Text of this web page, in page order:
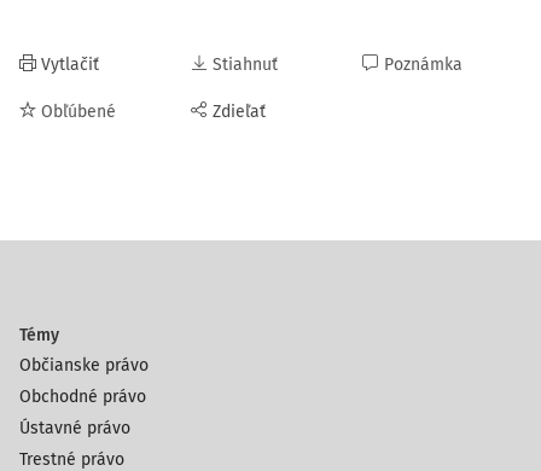
Vytlačiť
Obľúbené
Stiahnuť
Zdieľať
Poznámka
Témy
Občianske právo
Obchodné právo
Ústavné právo
Trestné právo